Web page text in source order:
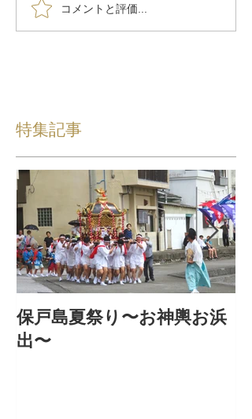
コメントと評価...
特集記事
保戸島夏祭り〜お神輿お浜
出〜